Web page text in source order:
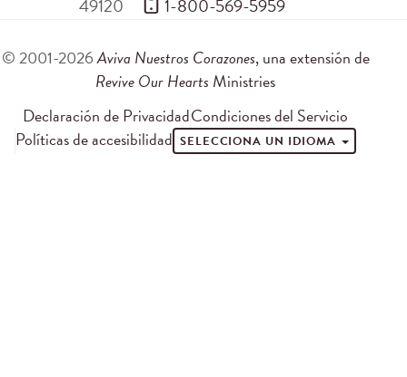
49120
1-800-569-5959
© 2001-2026Aviva Nuestros Corazones, una extensión de
Revive Our Hearts Ministries
Declaración de PrivacidadCondiciones del Servicio
Políticas de accesibilidad SELECCIONA UN IDIOMA